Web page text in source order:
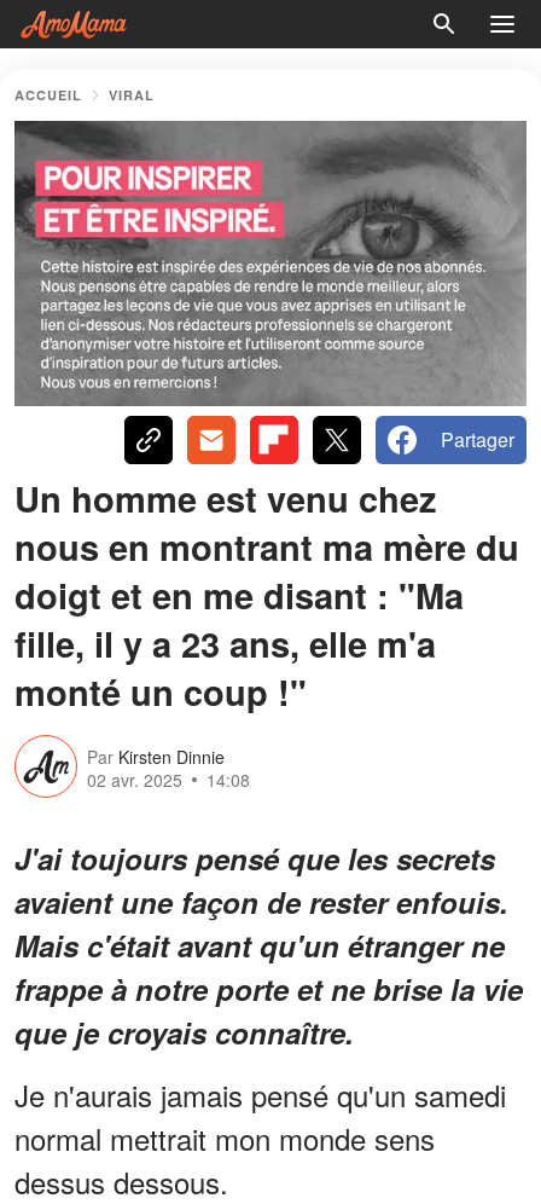
ACCUEIL VIRAL
Partager
Un homme est venu chez
nous en montrant ma mère du
doigt et en me disant : "Ma
fille, il y a 23 ans, elle m'a
monté un coup !"
Par Kirsten Dinnie
02 avr. 2025
14:08
J'ai toujours pensé que les secrets
avaient une façon de rester enfouis.
Mais c'était avant qu'un étranger ne
frappe à notre porte et ne brise la vie
que je croyais connaître.
Je n'aurais jamais pensé qu'un samedi
normal mettrait mon monde sens
dessus dessous.